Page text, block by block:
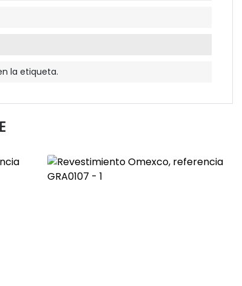
la etiqueta.